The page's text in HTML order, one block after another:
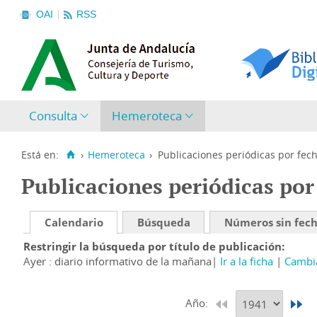
OAI RSS
Consulta Hemeroteca
Está en: › Hemeroteca › Publicaciones periódicas por
Publicaciones periódicas
Calendario Búsqueda
Números sin
Restringir la búsqueda por título de publicación
Ayer : diario informativo de la mañana
Ir a la ficha
Año: